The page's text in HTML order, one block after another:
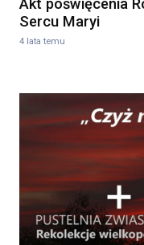
Akt poświęcenia
Sercu Maryi
4 lata temu